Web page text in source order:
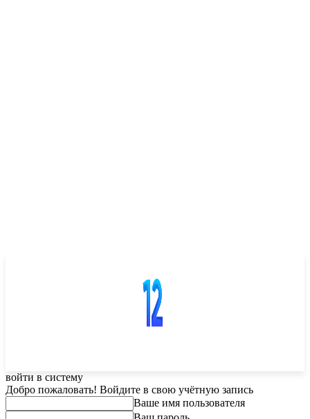
войти в систему
Добро пожаловать! Войдите в свою учётную запись
Ваше имя пользователя